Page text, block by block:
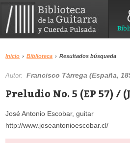
Inicio › Biblioteca › Resultados búsqueda
Autor:Francisco Tárrega (España,
Preludio No. 5 (EP 57) /
José Antonio Escobar, guitar
http://www.joseantonioescobar.cl/